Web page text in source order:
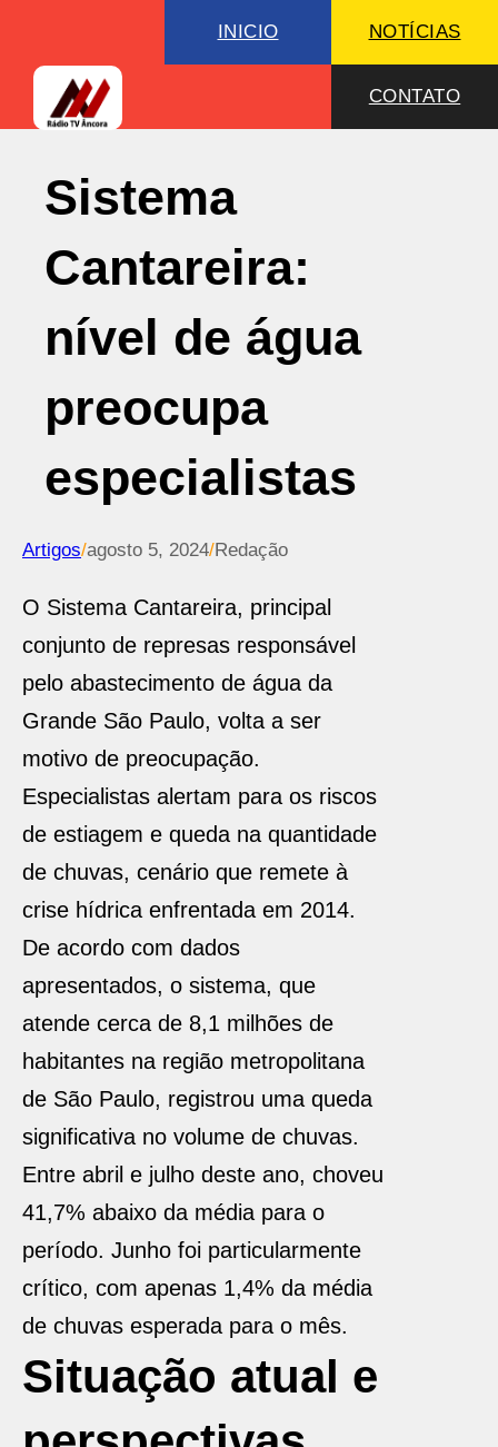
INICIO NOTÍCIAS
CONTATO
Sistema
Cantareira:
nível de água
preocupa
especialistas
Artigos/agosto 5, 2024/Redação
O Sistema Cantareira, principal
conjunto de represas responsável
pelo abastecimento de água da
Grande São Paulo, volta a ser
motivo de preocupação.
Especialistas alertam para os riscos
de estiagem e queda na quantidade
de chuvas, cenário que remete à
crise hídrica enfrentada em 2014.
De acordo com dados
apresentados, o sistema, que
atende cerca de 8,1 milhões de
habitantes na região metropolitana
de São Paulo, registrou uma queda
significativa no volume de chuvas.
Entre abril e julho deste ano, choveu
41,7% abaixo da média para o
período. Junho foi particularmente
crítico, com apenas 1,4% da média
de chuvas esperada para o mês.
Situação atual e